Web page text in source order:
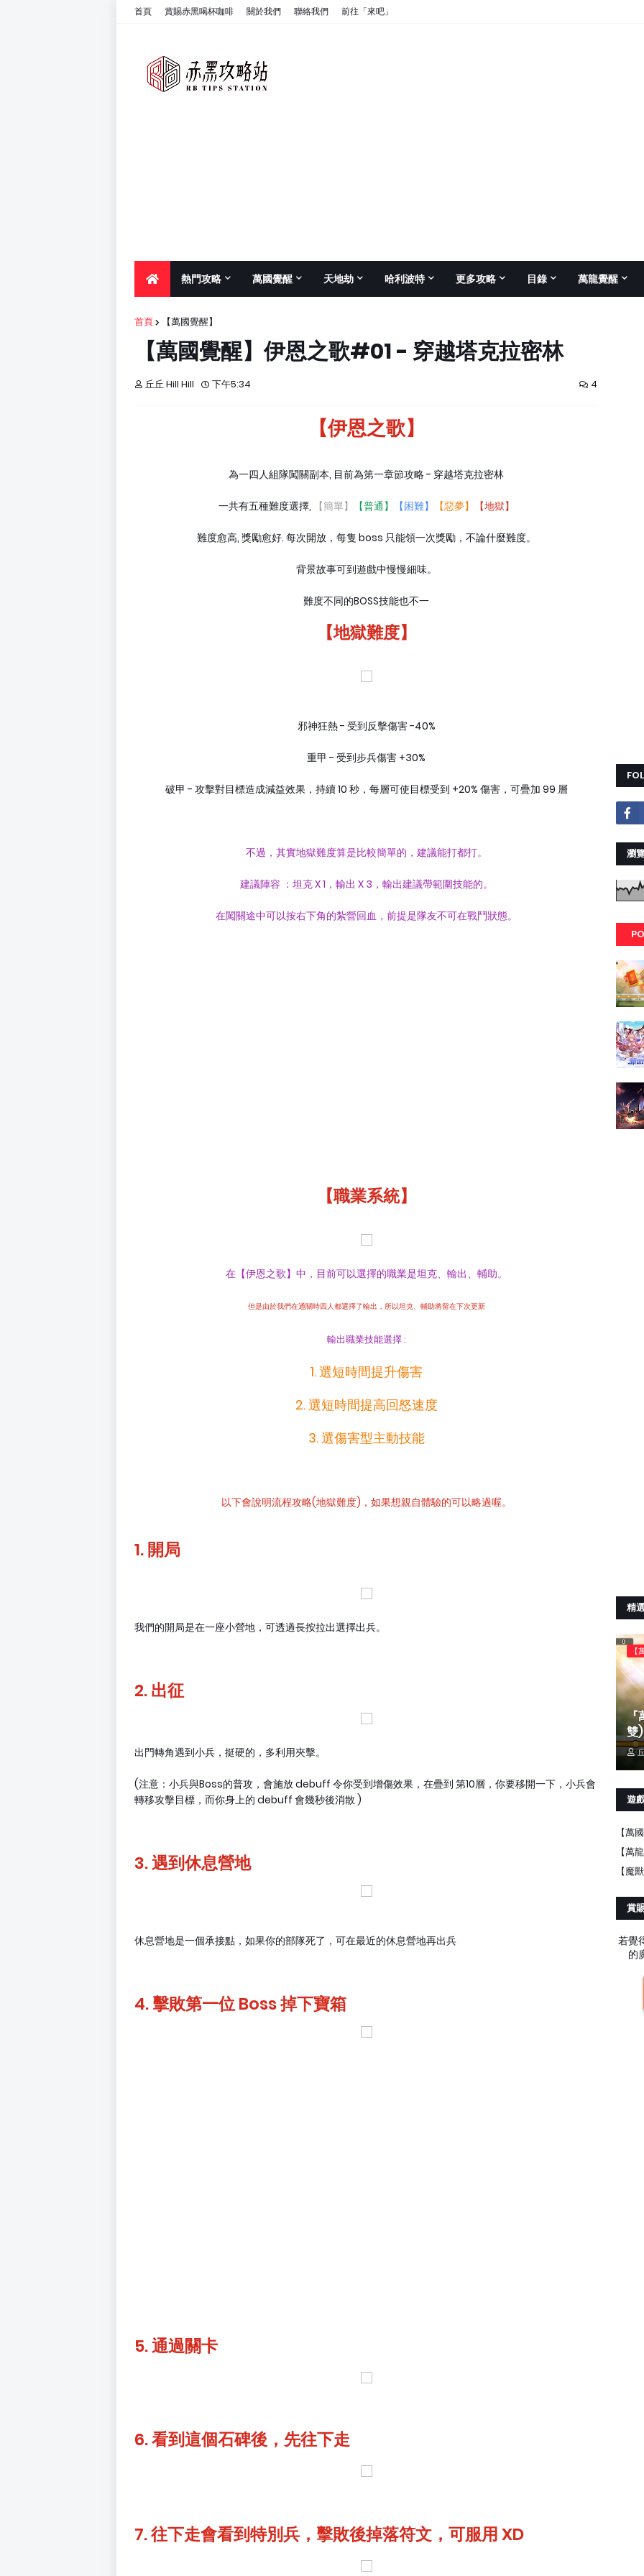
首頁 賞賜赤黑喝杯咖啡 關於我們 聯絡我們 前往「來吧」
熱門攻略 萬國覺醒 天地劫 哈利波特 更多攻略 目錄 萬龍覺醒
首頁 【萬國覺醒】
【萬國覺醒】伊恩之歌#01 - 穿越塔克拉密林
丘丘 Hill Hill 下午5:34 4
【伊恩之歌】
為一四人組隊闖關副本, 目前為第一章節攻略 - 穿越塔克拉密林
一共有五種難度選擇, 【簡單】 【普通】 【困難】 【惡夢】 【地獄】
難度愈高, 獎勵愈好. 每次開放，每隻 boss 只能領一次獎勵，不論什麼難度。
背景故事可到遊戲中慢慢細味。
難度不同的BOSS技能也不一
【地獄難度】
邪神狂熱 - 受到反擊傷害 -40%
重甲 - 受到步兵傷害 +30%
破甲 - 攻擊對目標造成減益效果，持續 10 秒，每層可使目標受到 +20% 傷害，可疊加 99 層
不過，其實地獄難度算是比較簡單的，建議能打都打。
建議陣容 ：坦克 X 1，輸出 X 3，輸出建議帶範圍技能的。
在闖關途中可以按右下角的紮營回血，前提是隊友不可在戰鬥狀態。
【職業系統】
在【伊恩之歌】中，目前可以選擇的職業是坦克、輸出、輔助。
但是由於我們在通關時四人都選擇了輸出，所以坦克、輔助將留在下次更新
輸出職業技能選擇 :
1. 選短時間提升傷害
2. 選短時間提高回怒速度
3. 選傷害型主動技能
以下會說明流程攻略(地獄難度) ，如果想親自體驗的可以略過喔。
1. 開局
我們的開局是在一座小營地，可透過長按拉出選擇出兵。
2. 出征
出門轉角遇到小兵，挺硬的，多利用夾擊。
(注意：小兵與Boss的普攻，會施放 debuff 令你受到增傷效果，在疊到 第10層，你要移開一下，小兵會
轉移攻擊目標，而你身上的 debuff 會幾秒後消散 )
3. 遇到休息營地
休息營地是一個承接點，如果你的部隊死了，可在最近的休息營地再出兵
4. 擊敗第一位 Boss 掉下寶箱
5. 通過關卡
6. 看到這個石碑後，先往下走
7. 往下走會看到特別兵，擊敗後掉落符文，可服用 XD
瀏
精
『
雙)
遊
【萬
【萬
【魔
賞
若覺
的